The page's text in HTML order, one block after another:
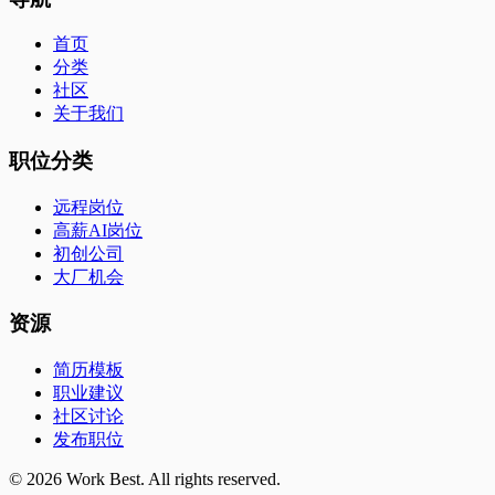
首页
分类
社区
关于我们
职位分类
远程岗位
高薪AI岗位
初创公司
大厂机会
资源
简历模板
职业建议
社区讨论
发布职位
© 2026 Work Best. All rights reserved.